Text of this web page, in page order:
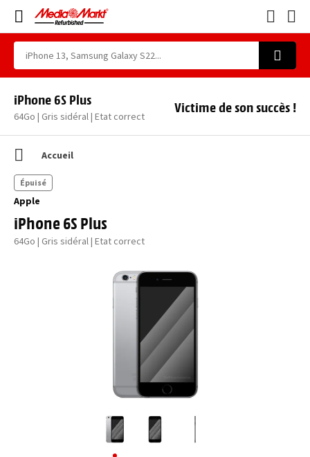
iPhone 6S Plus
64Go | Gris sidéral | Etat correct
Victime de son succès !
Accueil
Apple
iPhone 6S Plus
64Go | Gris sidéral | Etat correct
Épuisé